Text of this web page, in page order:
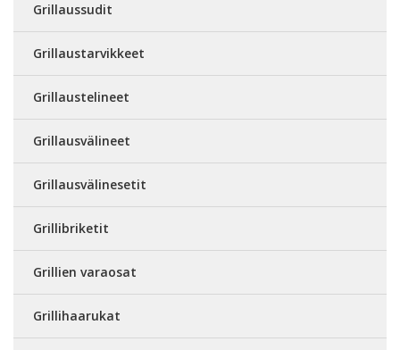
Grillaussudit
Grillaustarvikkeet
Grillaustelineet
Grillausvälineet
Grillausvälinesetit
Grillibriketit
Grillien varaosat
Grillihaarukat